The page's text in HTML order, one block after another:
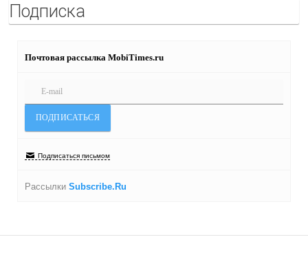
Подписка
Почтовая рассылка MobiTimes.ru
Подписаться письмом
Рассылки Subscribe.Ru